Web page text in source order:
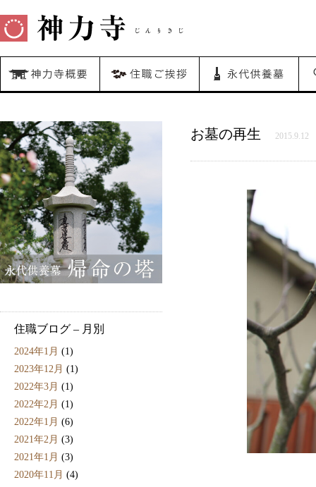
住職ブログ – 月別
2024年1月 (1)
2023年12月 (1)
2022年3月 (1)
2022年2月 (1)
2022年1月 (6)
2021年2月 (3)
2021年1月 (3)
2020年11月 (4)
お墓の再生 2015.9.12